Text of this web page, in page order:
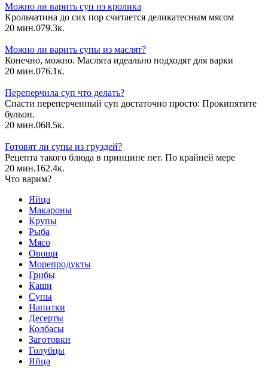
Можно ли варить суп из кролика
Крольчатина до сих пор считается деликатесным мясом
20 мин.079.3к.
Можно ли варить супы из маслят?
Конечно, можно. Маслята идеально подходят для варки
20 мин.076.1к.
Переперчила суп что делать?
Спасти переперченный суп достаточно просто: Прокипятите
бульон.
20 мин.068.5к.
Готовят ли супы из груздей?
Рецепта такого блюда в принципе нет. По крайней мере
20 мин.162.4к.
Что варим?
Яйца
Макароны
Крупы
Рыба
Мясо
Овощи
Морепродукты
Грибы
Каши
Супы
Напитки
Десерты
Колбасы
Заготовки
Голубцы
Яйца